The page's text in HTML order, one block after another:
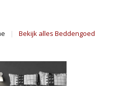
Bekijk alles Beddengoed